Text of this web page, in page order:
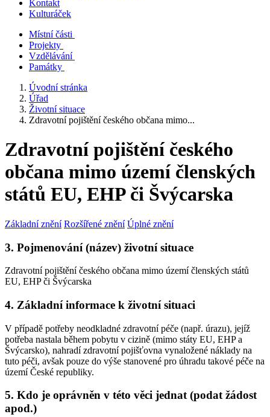
Kontakt
Kulturáček
Místní části
Projekty
Vzdělávání
Památky
Úvodní stránka
Úřad
Životní situace
Zdravotní pojištění českého občana mimo...
Zdravotní pojištění českého
občana mimo území členských
států EU, EHP či Švýcarska
Základní znění Rozšířené znění Úplné znění
3. Pojmenování (název) životní situace
Zdravotní pojištění českého občana mimo území členských států
EU, EHP či Švýcarska
4. Základní informace k životní situaci
V případě potřeby neodkladné zdravotní péče (např. úrazu), jejíž
potřeba nastala během pobytu v cizině (mimo státy EU, EHP a
Švýcarsko), nahradí zdravotní pojišťovna vynaložené náklady na
tuto péči, avšak pouze do výše stanovené pro úhradu takové péče na
území České republiky.
5. Kdo je oprávněn v této věci jednat (podat žádost
apod.)